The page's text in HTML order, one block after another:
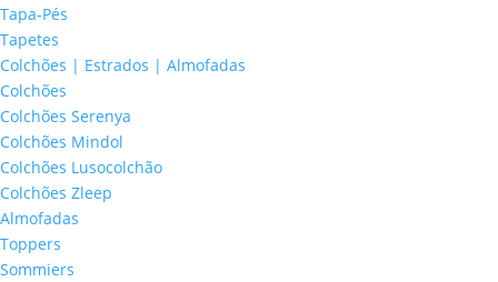
Tapa-Pés
Tapetes
Colchões | Estrados | Almofadas
Colchões
Colchões Serenya
Colchões Mindol
Colchões Lusocolchão
Colchões Zleep
Almofadas
Toppers
Sommiers